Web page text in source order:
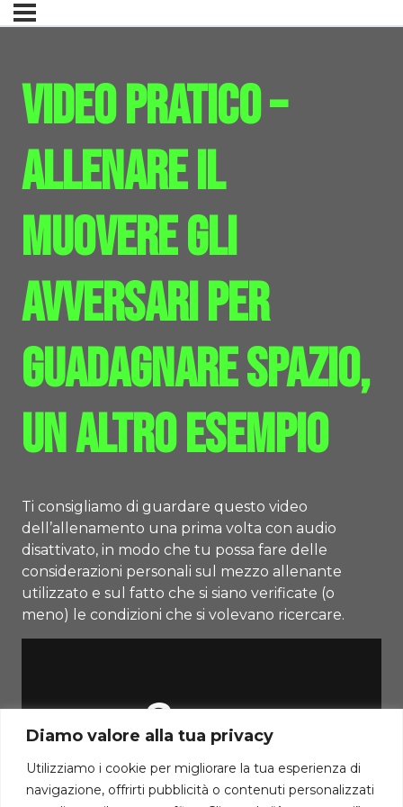
Diamo valore alla tua privacy
Utilizziamo i cookie per migliorare la tua esperienza di
navigazione, offrirti pubblicità o contenuti personalizzati
Video pratico –
Allenare il
muovere gli
avversari per
guadagnare spazio,
un altro esempio
Ti consigliamo di guardare questo video
dell’allenamento una prima volta con audio
disattivato, in modo che tu possa fare delle
considerazioni personali sul mezzo allenante
utilizzato e sul fatto che si siano verificate (o
meno) le condizioni che si volevano ricercare.